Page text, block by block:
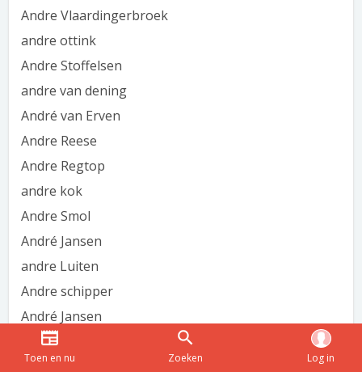
Andre Vlaardingerbroek
andre ottink
Andre Stoffelsen
andre van dening
André van Erven
Andre Reese
Andre Regtop
andre kok
Andre Smol
André Jansen
andre Luiten
Andre schipper
André Jansen
andre ollefers
andre regtop
Toen en nu Zoeken Log in